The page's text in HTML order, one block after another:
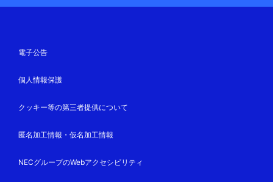
電子公告
個人情報保護
クッキー等の第三者提供について
匿名加工情報・仮名加工情報
NECグループのWebアクセシビリティ